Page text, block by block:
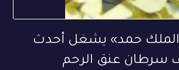
حمد» يشغل أحدث
سرطان عنق الرحم